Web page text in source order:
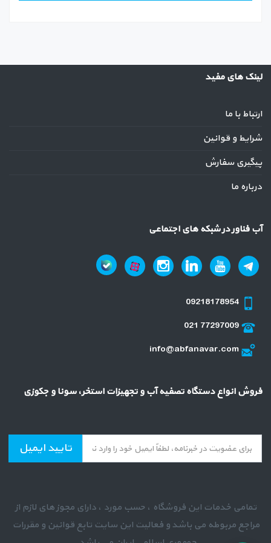
لینک های مفید
ارتباط با ما
شرایط و قوانین
پیگیری سفارش
درباره ما
آب فناور در شبکه های اجتماعی
09218178954
021 77297009
info@abfanavar.com
فروش انواع دستگاه تصفیه آب و تجهیزات استخر، سونا و جکوزی
تایید ایمیل
تمامی خدمات این فروشگاه ، حسب مورد ، دارای مجوز های لازم از
مراجع مربوطه می باشد و فعالیت این سایت تابع قوانین و مقررات